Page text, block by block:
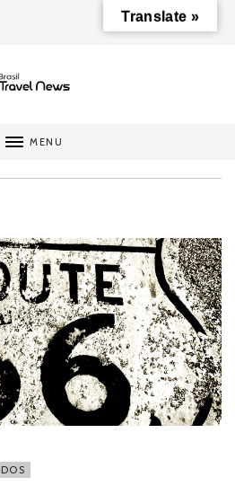
MENU
Translate »